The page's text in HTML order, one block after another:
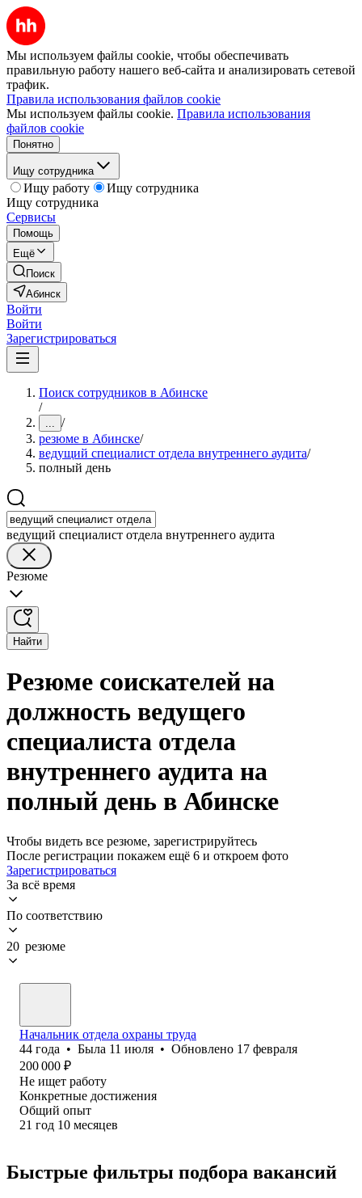
Мы используем файлы cookie, чтобы обеспечивать
правильную работу нашего веб-сайта и анализировать сетевой
трафик.
Правила использования файлов cookie
Мы используем файлы cookie. Правила использования
файлов cookie
Понятно
Ищу сотрудника
Ищу работу
Ищу сотрудника
Ищу сотрудника
Сервисы
Помощь
Ещё
Поиск
Абинск
Войти
Войти
Зарегистрироваться
Поиск сотрудников в Абинске
/
... /
резюме в Абинске/
ведущий специалист отдела внутреннего аудита/
полный день
ведущий специалист отдела внутреннего аудита
Резюме
Найти
Резюме соискателей на
должность ведущего
специалиста отдела
внутреннего аудита на
полный день в Абинске
Чтобы видеть все резюме, зарегистрируйтесь
После регистрации покажем ещё 6 и откроем фото
Зарегистрироваться
За всё время
По соответствию
20 резюме
Начальник отдела охраны труда
44 года • Была 11 июля • Обновлено 17 февраля
200 000 ₽
Не ищет работу
Конкретные достижения
Общий опыт
21 год 10 месяцев
Быстрые фильтры подбора вакансий